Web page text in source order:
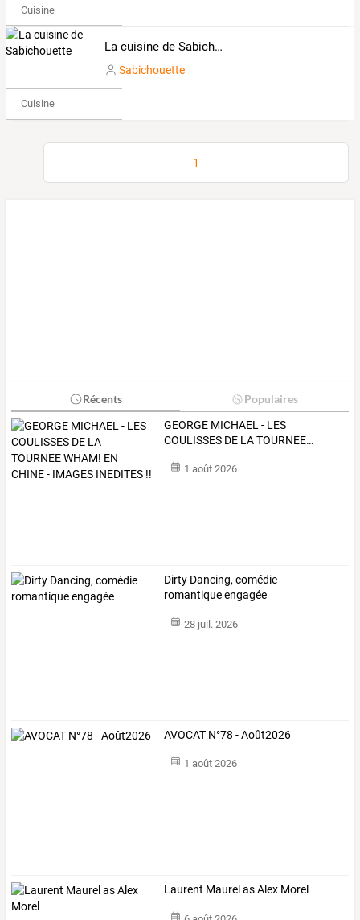
Cuisine
La cuisine de Sabichouette
Sabichouette
Cuisine
1
Récents Populaires
GEORGE MICHAEL - LES
COULISSES DE LATOURNEE…
1 août 2026
Dirty Dancing, comédie
romantique engagée
28 juil. 2026
AVOCAT N°78 - Août2026
1 août 2026
Laurent Maurel as Alex Morel